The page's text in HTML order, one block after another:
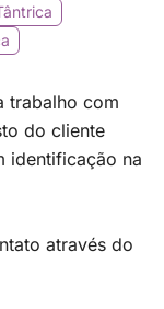
trabalho com
do cliente
identificação na
através do